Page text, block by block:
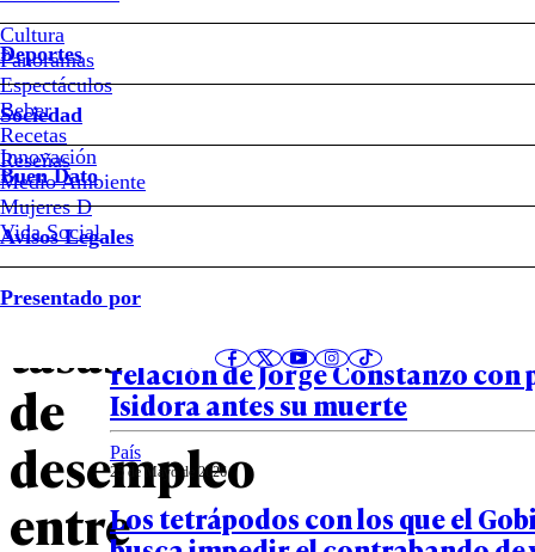
Cultura
Panoramas
Espectáculos
Beber
Recetas
Reseñas
Deportes
Sociedad
Innovación
Medio Ambiente
Mujeres D
Vida Social
Buen Dato
Avisos Legales
Presentado por
explican
la
diferencia
en
las
tasas
de
desempleo
entre
Notas relacionadas
25 de Mayo de 2026
“No quería asumir la
relación de Jorge Constanzo con
Isidora antes su muerte
País
25 de Mayo de 2026
Los tetrápodos con los que el